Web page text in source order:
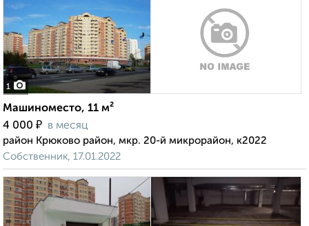
1
Машиноместо, 11 м²
4 000 ₽ в месяц
район Крюково район, мкр. 20-й микрорайон, к2022
Собственник, 17.01.2022